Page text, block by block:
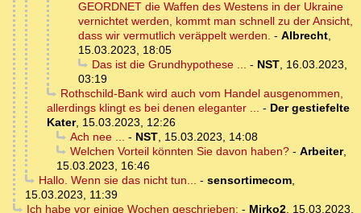
GEORDNET die Waffen des Westens in der Ukraine
vernichtet werden, kommt man schnell zu der Ansicht,
dass wir vermutlich veräppelt werden. - Albrecht,
15.03.2023, 18:05
Das ist die Grundhypothese ... - NST, 16.03.2023,
03:19
Rothschild-Bank wird auch vom Handel ausgenommen,
allerdings klingt es bei denen eleganter ... - Der gestiefelte
Kater, 15.03.2023, 12:26
Ach nee ... - NST, 15.03.2023, 14:08
Welchen Vorteil könnten Sie davon haben?- Arbeiter,
15.03.2023, 16:46
Hallo. Wenn sie das nicht tun... - sensortimecom,
15.03.2023, 11:39
Ich habe vor einige Wochen geschrieben: - Mirko2, 15.03.2023,